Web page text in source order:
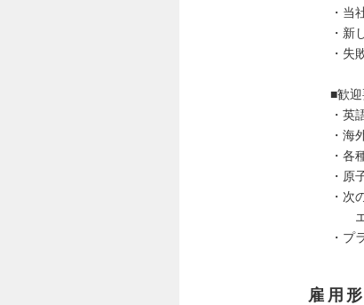
・当
・新
・失
■歓
・英
・海
・各
・原
・次
エ
・プ
雇用